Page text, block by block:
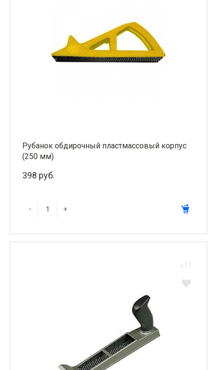
Рубанок обдирочный пластмассовый корпус
(250 мм)
398 руб.
- +